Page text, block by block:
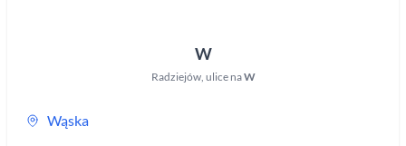
W
Radziejów, ulice naW
Wąska